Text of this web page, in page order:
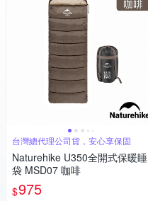
台灣總代理公司貨，安心享保固
Naturehike U350全開式保暖睡
袋 MSD07 咖啡
$975